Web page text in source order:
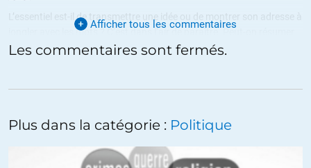
L’essentiel est-il de transmettre une idée ou de montrer son adresse à
jongler avec les mots ? C’est dans l’air de paraître. Peut-on résumer
l’article ainsi : Mr Macron promet avec conviction ce qui est déjà
pas l’effort.
Afficher tous les commentaires
Les commentaires sont fermés.
Plus dans la catégorie : Politique